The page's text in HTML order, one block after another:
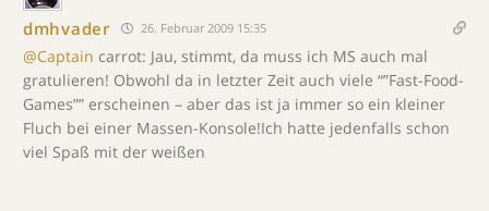
dmhvader 26. Februar 2009 15:35
@Captain carrot: Jau, stimmt, da muss ich MS auch mal
gratulieren! Obwohl da in letzter Zeit auch viele “”Fast-Food-
Games”” erscheinen – aber das ist ja immer so ein kleiner
Fluch bei einer Massen-Konsole!Ich hatte jedenfalls schon
viel Spaß mit der weißen